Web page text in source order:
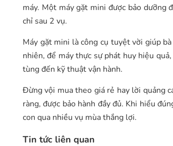
máy. Một máy gặt mini được bảo dưỡng
chỉ sau 2 vụ.
Máy gặt mini là công cụ tuyệt vời giúp
nhiên, để máy thực sự phát huy hiệu
tùng đến kỹ thuật vận hành.
Đừng vội mua theo giá rẻ hay lời quảng
ràng, được bảo hành đầy đủ. Khi hiểu
con qua nhiều vụ mùa thắng lợi.
Tin tức liên quan